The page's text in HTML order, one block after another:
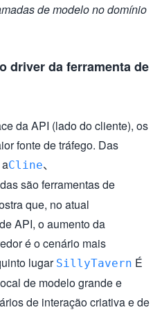
de modelo no domínio
driver da ferramenta de
da API (lado do cliente), os
fonte de tráfego. Das
Cline、
são ferramentas de
que, no atual
API, o aumento da
é o cenário mais
lugar SillyTavern É
de modelo grande e
de interação criativa e de